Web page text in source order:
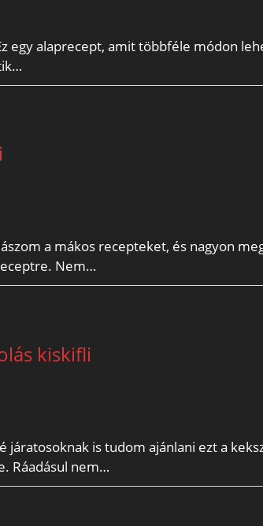
egy alaprecept, amit többféle módon
a mákos recepteket, és nagyon
Nem…
kiskifli
is tudom ajánlani ezt a
Ráadásul nem…